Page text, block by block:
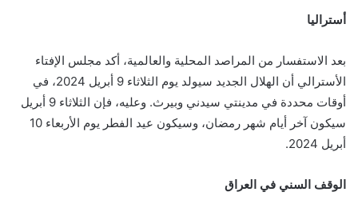
أستراليا
بعد الاستفسار من المراصد المحلية والعالمية، أكد مجلس الإفتاء
الأسترالي أن الهلال الجديد سيولد يوم الثلاثاء 9 أبريل 2024، في
أوقات محددة في مدينتي سيدني وبيرث. وعليه، فإن الثلاثاء 9 أبريل
سيكون آخر أيام شهر رمضان، وسيكون عيد الفطر يوم الأربعاء 10
أبريل 2024.
الوقف السني في العراق